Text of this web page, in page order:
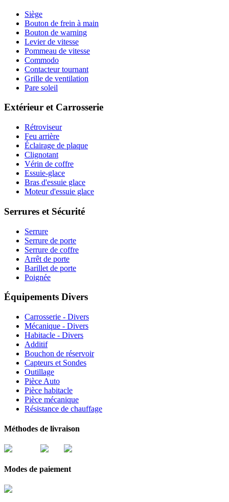
Siège
Bouton de frein à main
Bouton de warning
Levier de vitesse
Pommeau de vitesse
Commodo
Contacteur tournant
Grille de ventilation
Pare soleil
Extérieur et Carrosserie
Rétroviseur
Feu arrière
Éclairage de plaque
Clignotant
Vérin de coffre
Essuie-glace
Bras d'essuie glace
Moteur d'essuie glace
Serrures et Sécurité
Serrure
Serrure de porte
Serrure de coffre
Arrêt de porte
Barillet de porte
Poignée
Équipements Divers
Carrosserie - Divers
Mécanique - Divers
Habitacle - Divers
Additif
Bouchon de réservoir
Capteurs et Sondes
Outillage
Pièce Auto
Pièce habitacle
Pièce mécanique
Résistance de chauffage
Méthodes de livraison
Modes de paiement